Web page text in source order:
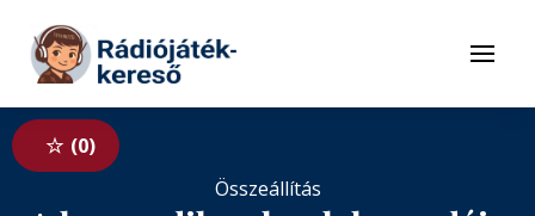
Tovább a tartalomhoz
Menü
0
Összeállítás